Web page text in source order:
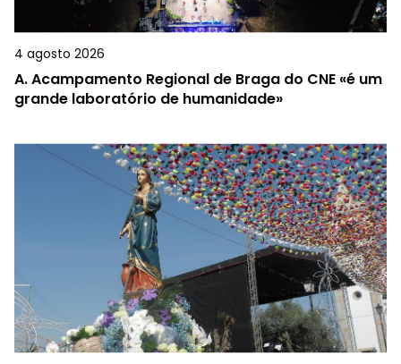
4 agosto 2026
A.Acampamento Regional de Braga do CNE «é um
grande laboratório de humanidade»